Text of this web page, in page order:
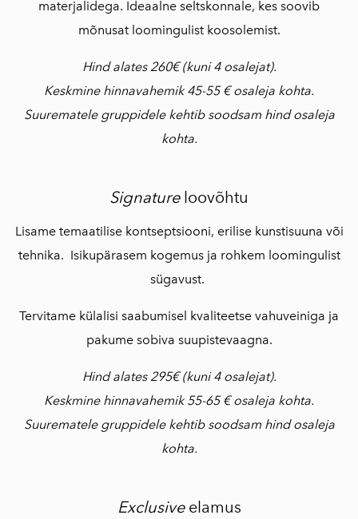
materjalidega. Ideaalne seltskonnale, kes soovib
mõnusat loomingulist koosolemist.
Hind alates 260€ (kuni 4 osalejat).
Keskmine hinnavahemik 45-55 € osaleja kohta.
Suurematele gruppidele kehtib soodsam hind osaleja
kohta.
Signature loovõhtu
Lisame temaatilise kontseptsiooni, erilise kunstisuuna või
tehnika. Isikupärasem kogemus ja rohkem loomingulist
sügavust.
Tervitame külalisi saabumisel kvaliteetse vahuveiniga ja
pakume sobiva suupistevaagna.
Hind alates 295€ (kuni 4 osalejat).
Keskmine hinnavahemik 55-65 € osaleja kohta.
Suurematele gruppidele kehtib soodsam hind osaleja
kohta.
Exclusiveelamus